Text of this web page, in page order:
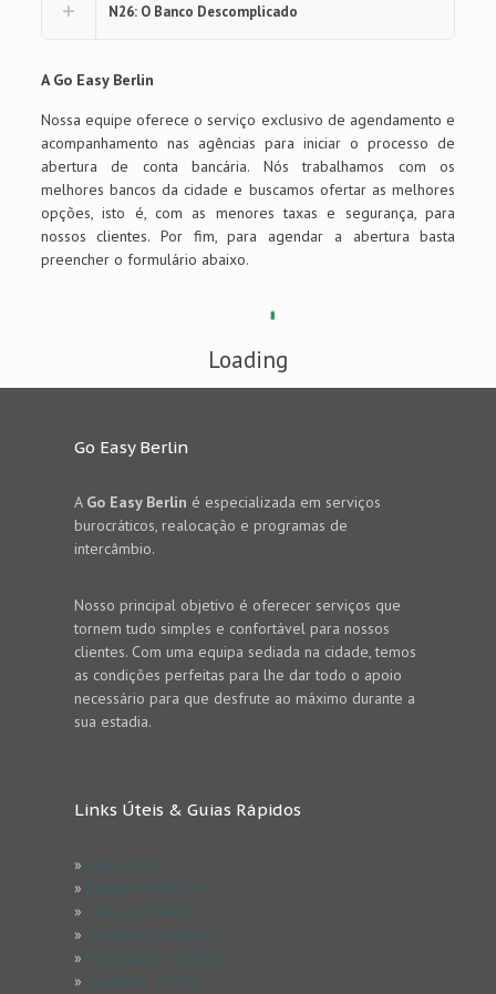
N26: O Banco Descomplicado
A Go Easy Berlin
Nossa equipe oferece o serviço exclusivo de agendamento e
acompanhamento nas agências para iniciar o processo de
abertura de conta bancária. Nós trabalhamos com os
melhores bancos da cidade e buscamos ofertar as melhores
opções, isto é, com as menores taxas e segurança, para
nossos clientes. Por fim, para agendar a abertura basta
preencher o formulário abaixo.
Loading
Go Easy Berlin
A Go Easy Berlin é especializada em serviços
burocráticos, realocação e programas de
intercâmbio.
Nosso principal objetivo é oferecer serviços que
tornem tudo simples e confortável para nossos
clientes. Com uma equipa sediada na cidade, temos
as condições perfeitas para lhe dar todo o apoio
necessário para que desfrute ao máximo durante a
sua estadia.
Links Úteis & Guias Rápidos
»
»
»
»
»
»